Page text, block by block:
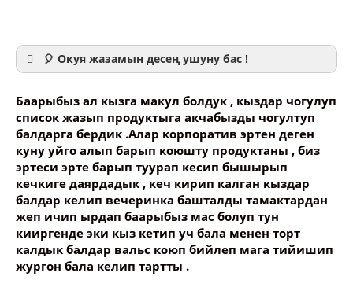
🎈 Окуя жазамын десең ушуну бас !
Ваше имя
Название сообщения
Опубликовать контент
Баарыбыз ал кызга макул болдук , кыздар чогулуп
список жазып продуктыга акчабызды чогултуп
балдарга бердик .Алар корпоратив эртен деген
куну уйго алып барып коюшту продуктаны , биз
эртеси эрте барып туурап кесип бышырып
кечкиге даярдадык , кеч кирип калган кыздар
балдар келип вечеринка башталды тамактардан
жеп ичип ырдап баарыбыз мас болуп тун
кииргенде эки кыз кетип уч бала менен торт
калдык балдар вальс коюп бийлеп мага тийишип
жургон бала келип тартты .